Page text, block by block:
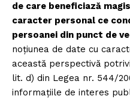
de care beneficiază
caracter personal ce
persoanei din punct de
noțiunea de date cu
această perspectivă
lit. d) din Legea nr. 544/
informațiile de interes